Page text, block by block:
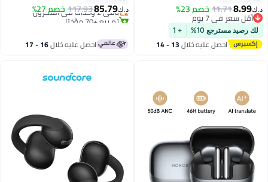
11.71خصم 23%
سعر في 7 يوم
سعر في 7 يوم
مسترجع 10% + 1
احصل عليه خلال 13 - 14
85.79
117.93خصم 27% باقي 2 وحدات في المخزون
تم بيع +70 مؤخرًا
باقي 2 وحدات في المخزون
احصل عليه خلال 16 - 17